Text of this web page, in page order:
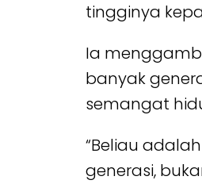
tingginya
Ia
banyak
semangat
“Beliau
generasi,